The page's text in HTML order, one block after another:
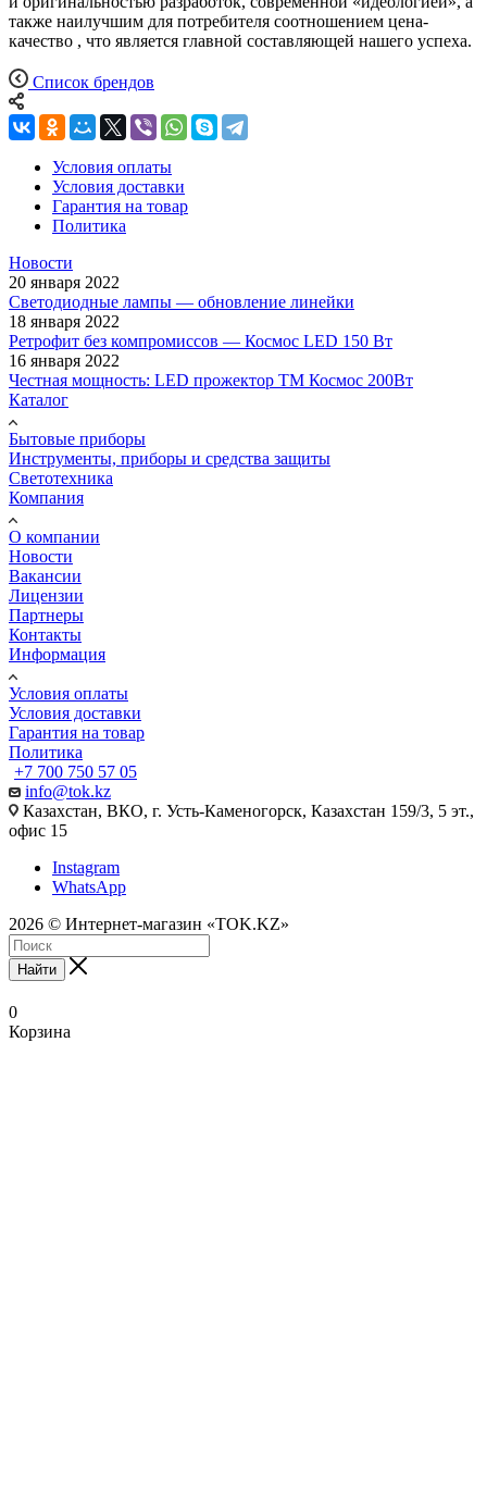
также наилучшим для потребителя соотношением цена-
качество , что является главной составляющей нашего успеха.
Список брендов
Условия оплаты
Условия доставки
Гарантия на товар
Политика
Новости
20 января 2022
Светодиодные лампы — обновление линейки
18 января 2022
Ретрофит без компромиссов — Космос LED 150 Вт
16 января 2022
Честная мощность: LED прожектор ТМ Космос 200Вт
Каталог
Бытовые приборы
Инструменты, приборы и средства защиты
Светотехника
Компания
О компании
Новости
Вакансии
Лицензии
Партнеры
Контакты
Информация
Условия оплаты
Условия доставки
Гарантия на товар
Политика
+7 700 750 57 05
info@tok.kz
Казахстан, ВКО, г. Усть-Каменогорск, Казахстан 159/3, 5 эт.,
офис 15
Instagram
WhatsApp
2026 © Интернет-магазин «TOK.KZ»
Найти
0
Корзина